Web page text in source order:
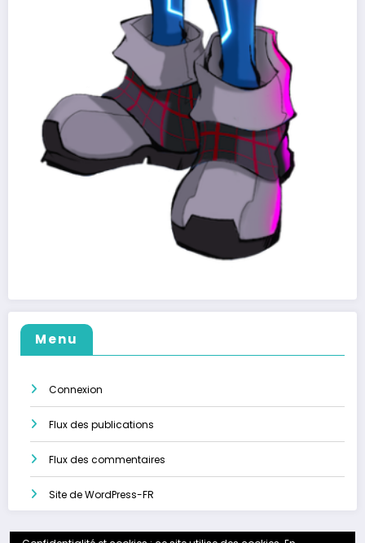
Menu
Connexion
Flux des publications
Flux des commentaires
Site de WordPress-FR